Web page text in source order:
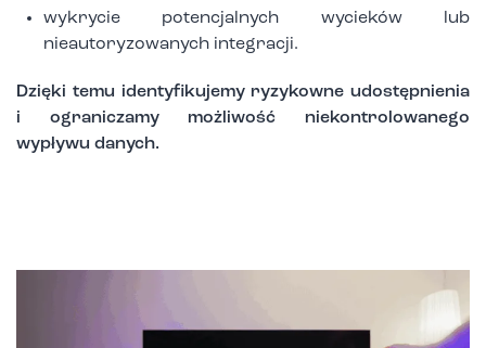
wykrycie potencjalnych wycieków lub
nieautoryzowanych integracji.
Dzięki temu identyfikujemy ryzykowne udostępnienia
i ograniczamy możliwość niekontrolowanego
wypływu danych.